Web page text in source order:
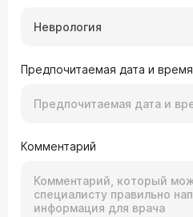
Неврология
Предпочитаемая дата и время
Комментарий